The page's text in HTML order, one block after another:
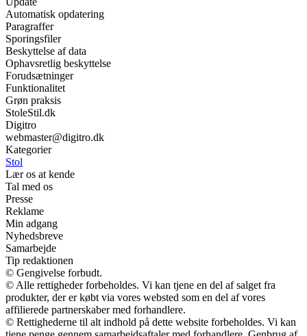
Automatisk opdatering
Paragraffer
Sporingsfiler
Beskyttelse af data
Ophavsretlig beskyttelse
Forudsætninger
Funktionalitet
Grøn praksis
StoleStil.dk
Digitro
webmaster@digitro.dk
Kategorier
Stol
Lær os at kende
Tal med os
Presse
Reklame
Min adgang
Nyhedsbreve
Samarbejde
Tip redaktionen
© Gengivelse forbudt.
© Alle rettigheder forbeholdes. Vi kan tjene en del af salget fra
produkter, der er købt via vores websted som en del af vores
affilierede partnerskaber med forhandlere.
© Rettighederne til alt indhold på dette website forbeholdes. Vi kan